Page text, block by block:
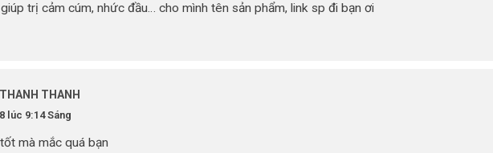
trị cảm cúm, nhức đầu… cho mình tên sản phẩm, link sp đi bạn ơi
THANH
lúc 9:14 Sáng
mà mắc quá bạn